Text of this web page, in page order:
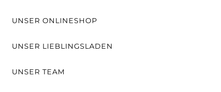
UNSER ONLINESHOP
UNSER LIEBLINGSLADEN
UNSER TEAM